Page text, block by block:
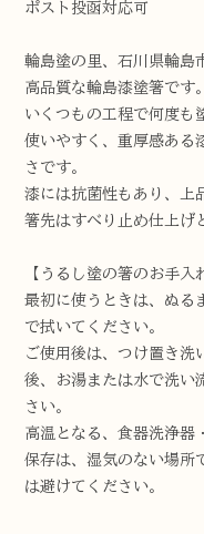
ポスト投函対応可
輪島塗の里、石川県輪島
高品質な輪島漆塗箸です。
いくつもの工程で何度も
使いやすく、重厚感ある
さです。
漆には抗菌性もあり、上
箸先はすべり止め仕上げ
【うるし塗の箸のお手入
最初に使うときは、ぬる
で拭いてください。
ご使用後は、つけ置き洗
後、お湯または水で洗い
さい。
高温となる、食器洗浄器
保存は、湿気のない場所
は避けてください。